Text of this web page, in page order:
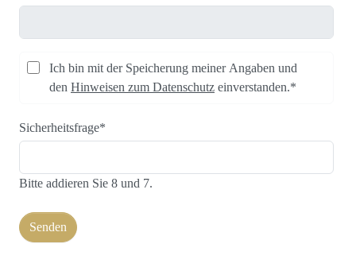
Ich bin mit der Speicherung meiner Angaben und
den Hinweisen zum Datenschutz einverstanden.*
Sicherheitsfrage*
Bitte addieren Sie 8 und 7.
Senden